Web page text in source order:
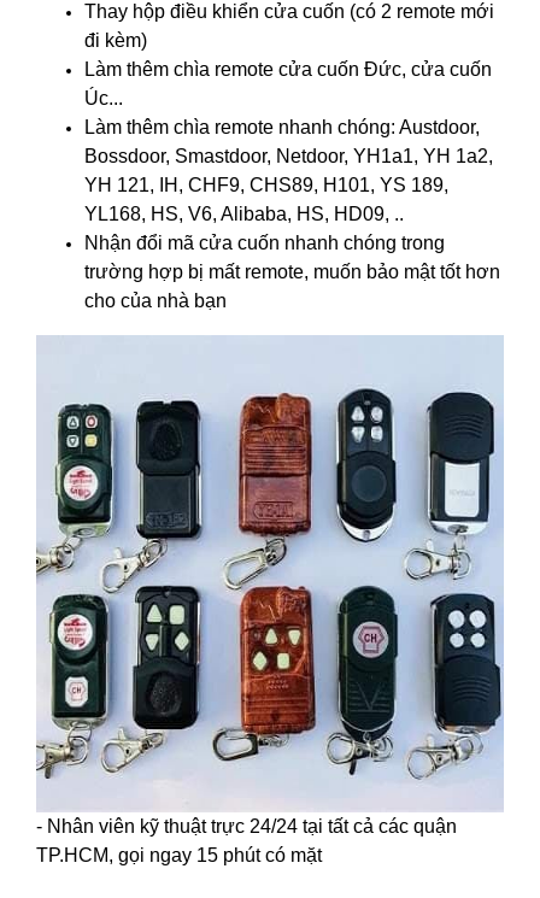
Thay hộp điều khiển cửa cuốn (có 2 remote mới
đi kèm)
Làm thêm chìa remote cửa cuốn Đức, cửa cuốn
Úc...
Làm thêm chìa remote nhanh chóng: Austdoor,
Bossdoor, Smastdoor, Netdoor, YH1a1, YH 1a2,
YH 121, IH, CHF9, CHS89, H101, YS 189,
YL168, HS, V6, Alibaba, HS, HD09, ..
Nhận đổi mã cửa cuốn nhanh chóng trong
trường hợp bị mất remote, muốn bảo mật tốt hơn
cho của nhà bạn
- Nhân viên kỹ thuật trực 24/24 tại tất cả các quận
TP.HCM, gọi ngay 15 phút có mặt